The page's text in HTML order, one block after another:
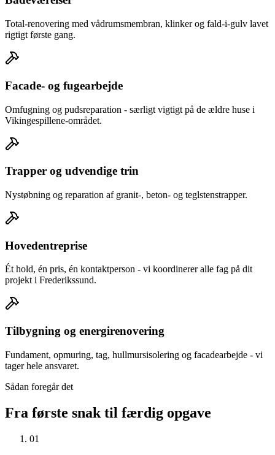
Total-renovering med vådrumsmembran, klinker og fald-i-gulv lavet
rigtigt første gang.
Facade- og fugearbejde
Omfugning og pudsreparation - særligt vigtigt på de ældre huse i
Vikingespillene-området.
Trapper og udvendige trin
Nystøbning og reparation af granit-, beton- og teglstenstrapper.
Hovedentreprise
Ét hold, én pris, én kontaktperson - vi koordinerer alle fag på dit
projekt i Frederikssund.
Tilbygning og energirenovering
Fundament, opmuring, tag, hullmursisolering og facadearbejde - vi
tager hele ansvaret.
Sådan foregår det
Fra første snak til færdig opgave
01